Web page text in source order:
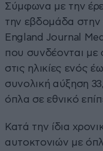
Σύμφωνα με την
την εβδομάδα στην
England Journal
που συνδέονται
στις ηλικίες ενός
συνολική αύξηση
όπλα σε εθνικό
Κατά την ίδια
αυτοκτονιών με